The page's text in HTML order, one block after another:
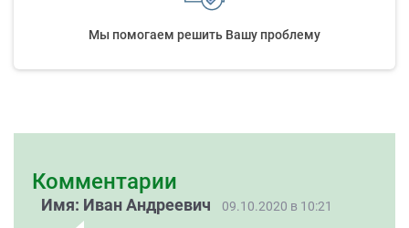
Мы помогаем решить Вашу проблему
Комментарии
Имя: Иван Андреевич 09.10.2020 в 10:21